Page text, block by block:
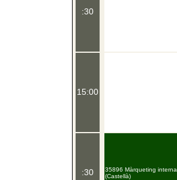
:30
15:00
:30
35896 Màrqueting
(Castellà)